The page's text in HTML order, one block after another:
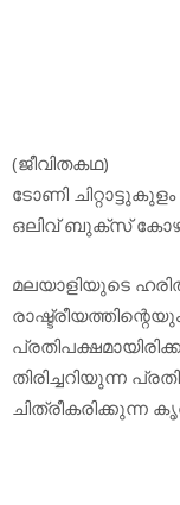
(ജീവിതകഥ)
ടോണി ചിറ്റാട്ടുകുളം
ഒലിവ് ബുക്‌സ്
മലയാളിയുടെ
തിരിച്ചറിയുന്ന
ചിത്രീകരിക്കുന്ന